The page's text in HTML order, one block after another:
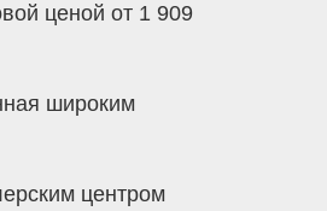
ценой от 1 909
широким
центром